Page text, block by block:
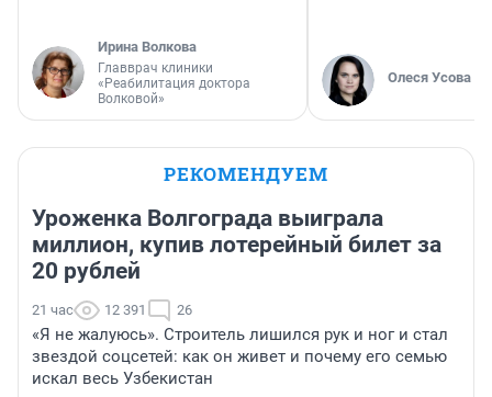
Ирина Волкова
Главврач клиники
«Реабилитация доктора
Волковой»
Олеся Усова
РЕКОМЕНДУЕМ
Уроженка Волгограда выиграла
миллион, купив лотерейный билет за
20 рублей
21 час 12 391 26
«Я не жалуюсь». Строитель лишился рук и ног и стал
звездой соцсетей: как он живет и почему его семью
искал весь Узбекистан